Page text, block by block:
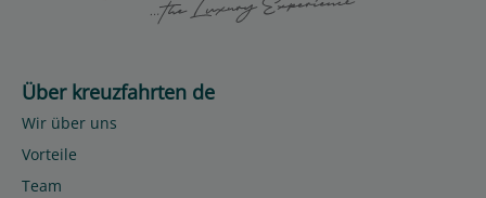
Über kreuzfahrten de
Wir über uns
Vorteile
Team